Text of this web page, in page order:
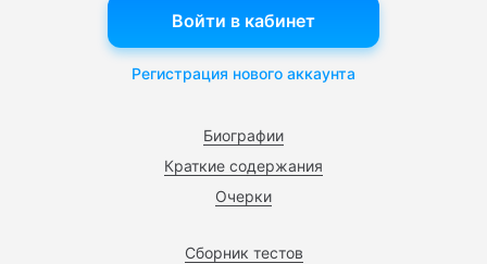
Биографии
Краткие содержания
Очерки
Сборник тестов
Войти в кабинет
Регистрация нового аккаунта